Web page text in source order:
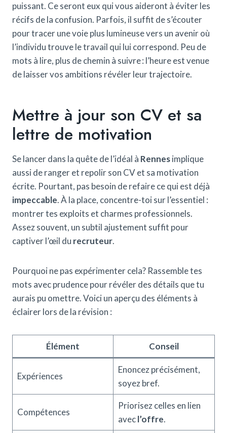
puissant. Ce seront eux qui vous aideront à éviter les
récifs de la confusion. Parfois, il suffit de s’écouter
pour tracer une voie plus lumineuse vers un avenir où
l’individu trouve le travail qui lui correspond. Peu de
mots à lire, plus de chemin à suivre : l’heure est venue
de laisser vos ambitions révéler leur trajectoire.
Mettre à jour son CV et sa
lettre de motivation
Se lancer dans la quête de l’idéal à Rennesimplique
aussi de ranger et repolir son CV et sa motivation
écrite. Pourtant, pas besoin de refaire ce qui est déjà
impeccable. À la place, concentre-toi sur l’essentiel :
montrer tes exploits et charmes professionnels.
Assez souvent, un subtil ajustement suffit pour
captiver l’œil du recruteur.
Pourquoi ne pas expérimenter cela? Rassemble tes
mots avec prudence pour révéler des détails que tu
aurais pu omettre. Voici un aperçu des éléments à
éclairer lors de la révision :
Élément Conseil
Expériences
Enoncez précisément,
soyez bref.
Compétences
Priorisez celles en lien
avecl’offre.